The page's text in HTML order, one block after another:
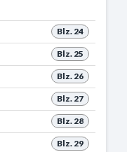
Blz. 24
Blz. 25
Blz. 26
Blz. 27
Blz. 28
Blz. 29